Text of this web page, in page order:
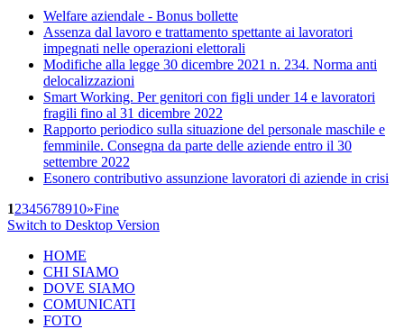
Welfare aziendale - Bonus bollette
Assenza dal lavoro e trattamento spettante ai lavoratori
impegnati nelle operazioni elettorali
Modifiche alla legge 30 dicembre 2021 n. 234. Norma anti
delocalizzazioni
Smart Working. Per genitori con figli under 14 e lavoratori
fragili fino al 31 dicembre 2022
Rapporto periodico sulla situazione del personale maschile e
femminile. Consegna da parte delle aziende entro il 30
settembre 2022
Esonero contributivo assunzione lavoratori di aziende in crisi
12345678910»Fine
Switch to Desktop Version
HOME
CHI SIAMO
DOVE SIAMO
COMUNICATI
FOTO